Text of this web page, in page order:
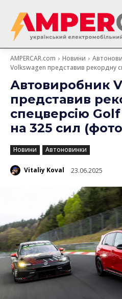
AMPERCAR.com Новини
Volkswagen представив рекордну
Автовиробник
представив
спецверсію
на 325 сил
Новини Автоновинки
Vitaliy Koval 23.06.2025